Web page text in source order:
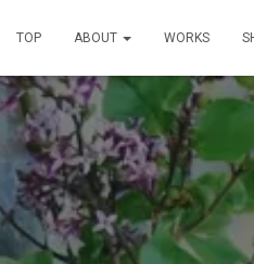
TOP ABOUT WORKS